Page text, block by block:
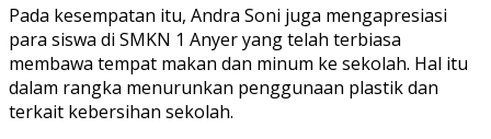
Pada kesempatan itu, Andra Soni juga mengapresiasi
para siswa di SMKN 1 Anyer yang telah terbiasa
membawa tempat makan dan minum ke sekolah. Hal itu
dalam rangka menurunkan penggunaan plastik dan
terkait kebersihan sekolah.